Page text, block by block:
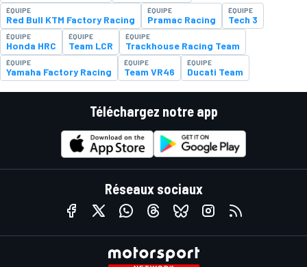
ÉQUIPE
Red Bull KTM Factory Racing
ÉQUIPE
Pramac Racing
ÉQUIPE
Tech 3
ÉQUIPE
Honda HRC
ÉQUIPE
Team LCR
ÉQUIPE
Trackhouse Racing Team
ÉQUIPE
Yamaha Factory Racing
ÉQUIPE
Team VR46
ÉQUIPE
Ducati Team
Téléchargez notre app
Réseaux sociaux